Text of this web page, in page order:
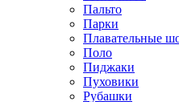
Пальто
Парки
Плавательные
Поло
Пиджаки
Пуховики
Рубашки